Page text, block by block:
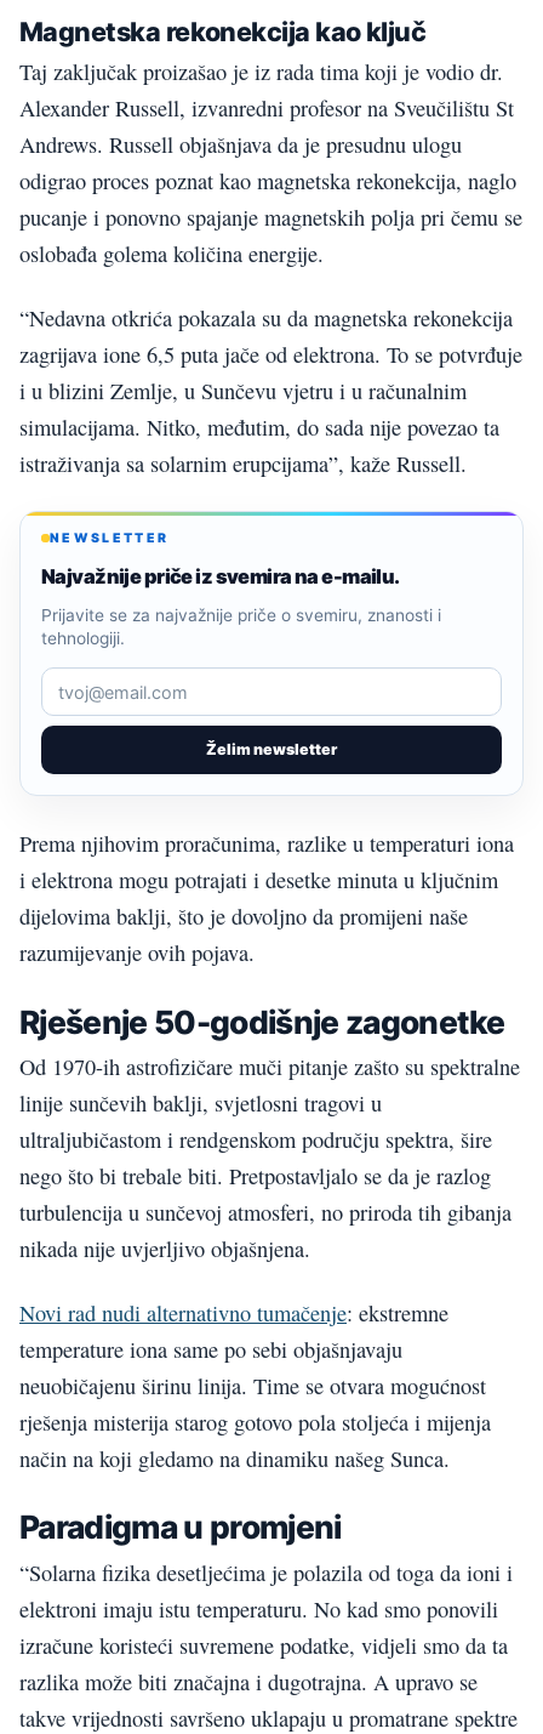
Magnetska rekonekcija kao ključ
Taj zaključak proizašao je iz rada tima koji je vodio dr.
Alexander Russell, izvanredni profesor na Sveučilištu St
Andrews. Russell objašnjava da je presudnu ulogu
odigrao proces poznat kao magnetska rekonekcija, naglo
pucanje i ponovno spajanje magnetskih polja pri čemu se
oslobađa golema količina energije.
“Nedavna otkrića pokazala su da magnetska rekonekcija
zagrijava ione 6,5 puta jače od elektrona. To se potvrđuje
i u blizini Zemlje, u Sunčevu vjetru i u računalnim
simulacijama. Nitko, međutim, do sada nije povezao ta
istraživanja sa solarnim erupcijama”, kaže Russell.
NEWSLETTER
Najvažnije priče iz svemira na e-mailu.
Želim newsletter
Prijavite se za najvažnije priče o svemiru, znanosti i
tehnologiji.
Prema njihovim proračunima, razlike u temperaturi iona
i elektrona mogu potrajati i desetke minuta u ključnim
dijelovima baklji, što je dovoljno da promijeni naše
razumijevanje ovih pojava.
Rješenje 50-godišnje zagonetke
Od 1970-ih astrofizičare muči pitanje zašto su spektralne
linije sunčevih baklji, svjetlosni tragovi u
ultraljubičastom i rendgenskom području spektra, šire
nego što bi trebale biti. Pretpostavljalo se da je razlog
turbulencija u sunčevoj atmosferi, no priroda tih gibanja
nikada nije uvjerljivo objašnjena.
Novi rad nudi alternativno tumačenje: ekstremne
temperature iona same po sebi objašnjavaju
neuobičajenu širinu linija. Time se otvara mogućnost
rješenja misterija starog gotovo pola stoljeća i mijenja
način na koji gledamo na dinamiku našeg Sunca.
Paradigma u promjeni
“Solarna fizika desetljećima je polazila od toga da ioni i
elektroni imaju istu temperaturu. No kad smo ponovili
izračune koristeći suvremene podatke, vidjeli smo da ta
razlika može biti značajna i dugotrajna. A upravo se
takve vrijednosti savršeno uklapaju u promatrane spektre